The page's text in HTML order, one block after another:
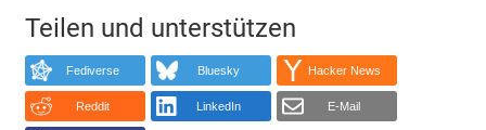
Teilen und unterstützen
Fediverse Bluesky Hacker News
Reddit LinkedIn E-Mail